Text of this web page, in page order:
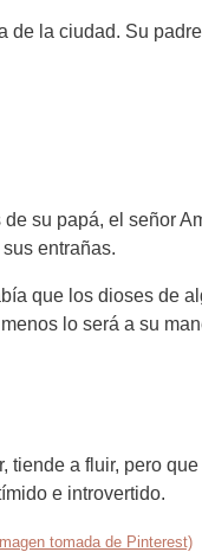
la ciudad. Su
su papá, el señor
entrañas.
que los dioses de
lo será a su
a fluir, pero
e introvertido.
tomada de Pinterest)